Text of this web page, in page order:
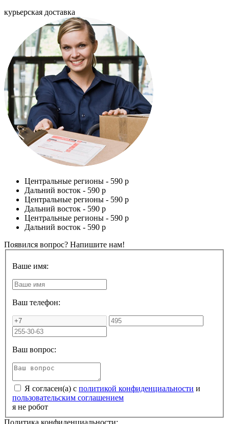
курьерская доставка
Центральные регионы - 590 р
Дальний восток - 590 р
Центральные регионы - 590 р
Дальний восток - 590 р
Центральные регионы - 590 р
Дальний восток - 590 р
Появился вопрос? Напишите нам!
Ваше имя:
Ваш телефон:
Ваш вопрос:
Я согласен(а) с политикой конфиденциальности и
пользовательским соглашением
я не робот
Политика конфиденциальности: